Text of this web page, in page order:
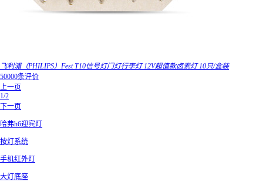
飞利浦（PHILIPS）Fest T10信号灯门灯行李灯 12V超值款卤素灯 10只/盒装
50000条评价
上一页
1/2
下一页
哈弗h6迎宾灯
按灯系统
手机红外灯
大灯底座